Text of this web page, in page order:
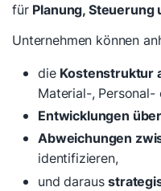
für Planung, Steuerung
Unternehmen können
die Kostenstruktur
Material-,
Entwicklungen
Abweichungen
identifizieren,
und daraus